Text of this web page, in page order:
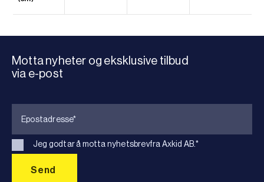
Motta nyheter og eksklusive tilbud
via e-post
Jeg godtar å motta nyhetsbrevfra Axkid AB.*